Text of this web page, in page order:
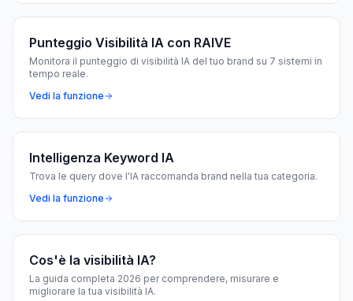
Punteggio Visibilità IA con RAIVE
Monitora il punteggio di visibilità IA del tuo brand su 7 sistemi in
tempo reale.
Vedi la funzione
Intelligenza Keyword IA
Trova le query dove l'IA raccomanda brand nella tua categoria.
Vedi la funzione
Cos'è la visibilità IA?
La guida completa 2026 per comprendere, misurare e
migliorare la tua visibilità IA.